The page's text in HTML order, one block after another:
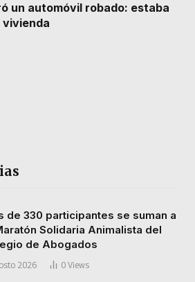
un automóvil robado: estaba
vivienda
de 330 participantes se suman a
Solidaria Animalista del
de Abogados
2026 0 Views